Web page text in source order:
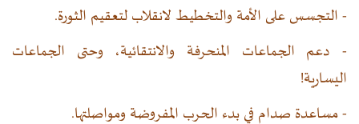
- التجسس على الأمة والتخطيط لانقلاب لتعقيم الثورة.
- دعم الجماعات المنحرفة والانتقائية، وحتى الجماعات
اليسارية!
- مساعدة صدام في بدء الحرب المفروضة ومواصلتها.